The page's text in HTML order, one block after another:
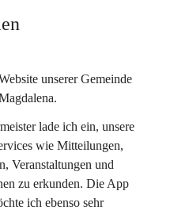
unserer Gemeinde
lade ich ein, unsere
wie Mitteilungen,
Veranstaltungen und
zu erkunden. Die App
ich ebenso sehr